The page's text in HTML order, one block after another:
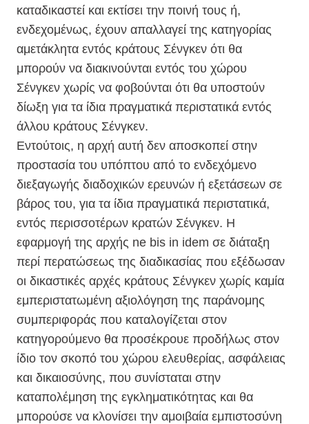
καταδικαστεί και εκτίσει την ποινή τους ή,
ενδεχομένως, έχουν απαλλαγεί της κατηγορίας
αμετάκλητα εντός κράτους Σένγκεν ότι θα
μπορούν να διακινούνται εντός του χώρου
Σένγκεν χωρίς να φοβούνται ότι θα υποστούν
δίωξη για τα ίδια πραγματικά περιστατικά εντός
άλλου κράτους Σένγκεν.
Εντούτοις, η αρχή αυτή δεν αποσκοπεί στην
προστασία του υπόπτου από το ενδεχόμενο
διεξαγωγής διαδοχικών ερευνών ή εξετάσεων σε
βάρος του, για τα ίδια πραγματικά περιστατικά,
εντός περισσοτέρων κρατών Σένγκεν. Η
εφαρμογή της αρχής ne bis in idem σε διάταξη
περί περατώσεως της διαδικασίας που εξέδωσαν
οι δικαστικές αρχές κράτους Σένγκεν χωρίς καμία
εμπεριστατωμένη αξιολόγηση της παράνομης
συμπεριφοράς που καταλογίζεται στον
κατηγορούμενο θα προσέκρουε προδήλως στον
ίδιο τον σκοπό του χώρου ελευθερίας, ασφάλειας
και δικαιοσύνης, που συνίσταται στην
καταπολέμηση της εγκληματικότητας και θα
μπορούσε να κλονίσει την αμοιβαία εμπιστοσύνη